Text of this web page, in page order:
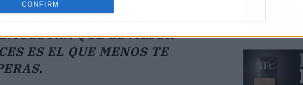
CONFIRM
CONECTA TRADICIÓN Y
QUE EL MEJOR
ES EL QUE MENOS TE